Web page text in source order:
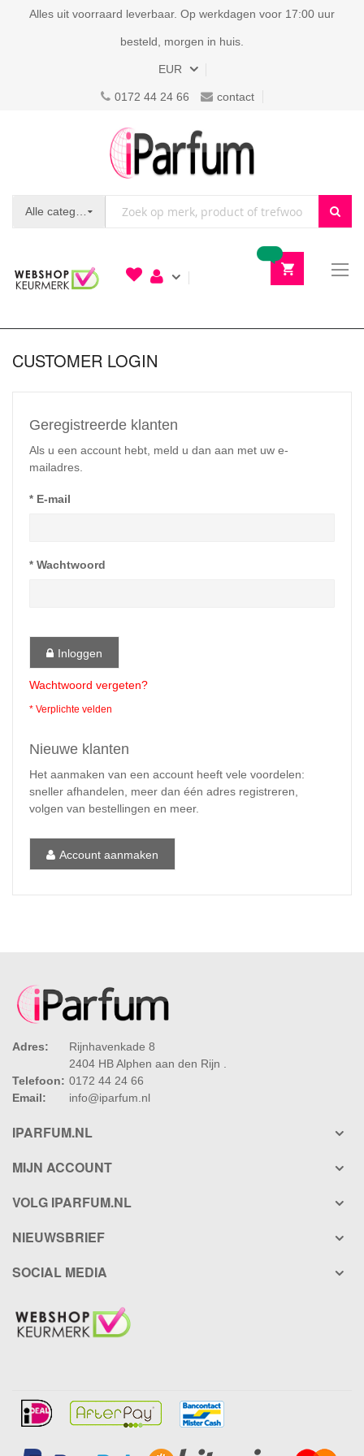
Alles uit voorraard leverbaar. Op werkdagen voor 17:00 uur
besteld, morgen in huis.
EUR
0172 44 24 66 contact
CUSTOMER LOGIN
Geregistreerde klanten
Als u een account hebt, meld u dan aan met uw e-
mailadres.
E-mail
Wachtwoord
Inloggen
Wachtwoord vergeten?
Nieuwe klanten
Het aanmaken van een account heeft vele voordelen:
sneller afhandelen, meer dan één adres registreren,
volgen van bestellingen en meer.
Account aanmaken
Adres:
Rijnhavenkade 8
2404 HB Alphen aan den Rijn .
Telefoon: 0172 44 24 66
Email:
info@iparfum.nl
IPARFUM.NL
MIJN ACCOUNT
VOLG IPARFUM.NL
NIEUWSBRIEF
SOCIAL MEDIA